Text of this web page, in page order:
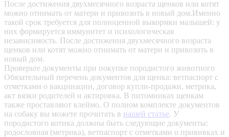
После достижения двухмесячного возраста щенков или котят
можно отнимать от матери и привозить в новый дом.Именно
такой срок требуется для полноценной выкормки малышей: у
них формируется иммунитет и психологическая
независимость. После достижения двухмесячного возраста
щенков или котят можно отнимать от матери и привозить в
новый дом.
Проверьте документы при покупке породистого животного
Обязательный перечень документов для щенка: ветпаспорт с
отметками о вакцинации, договор купли-продажи, метрика,
акт вязки родителей и актировка. В питомниках щенкам
также проставляют клеймо. О полном комплекте документов
на собаку вы можете прочитать в нашей статье. У
породистого котика должны быть следующие документы:
родословная (метрика), ветпаспорт с отметками о прививках и